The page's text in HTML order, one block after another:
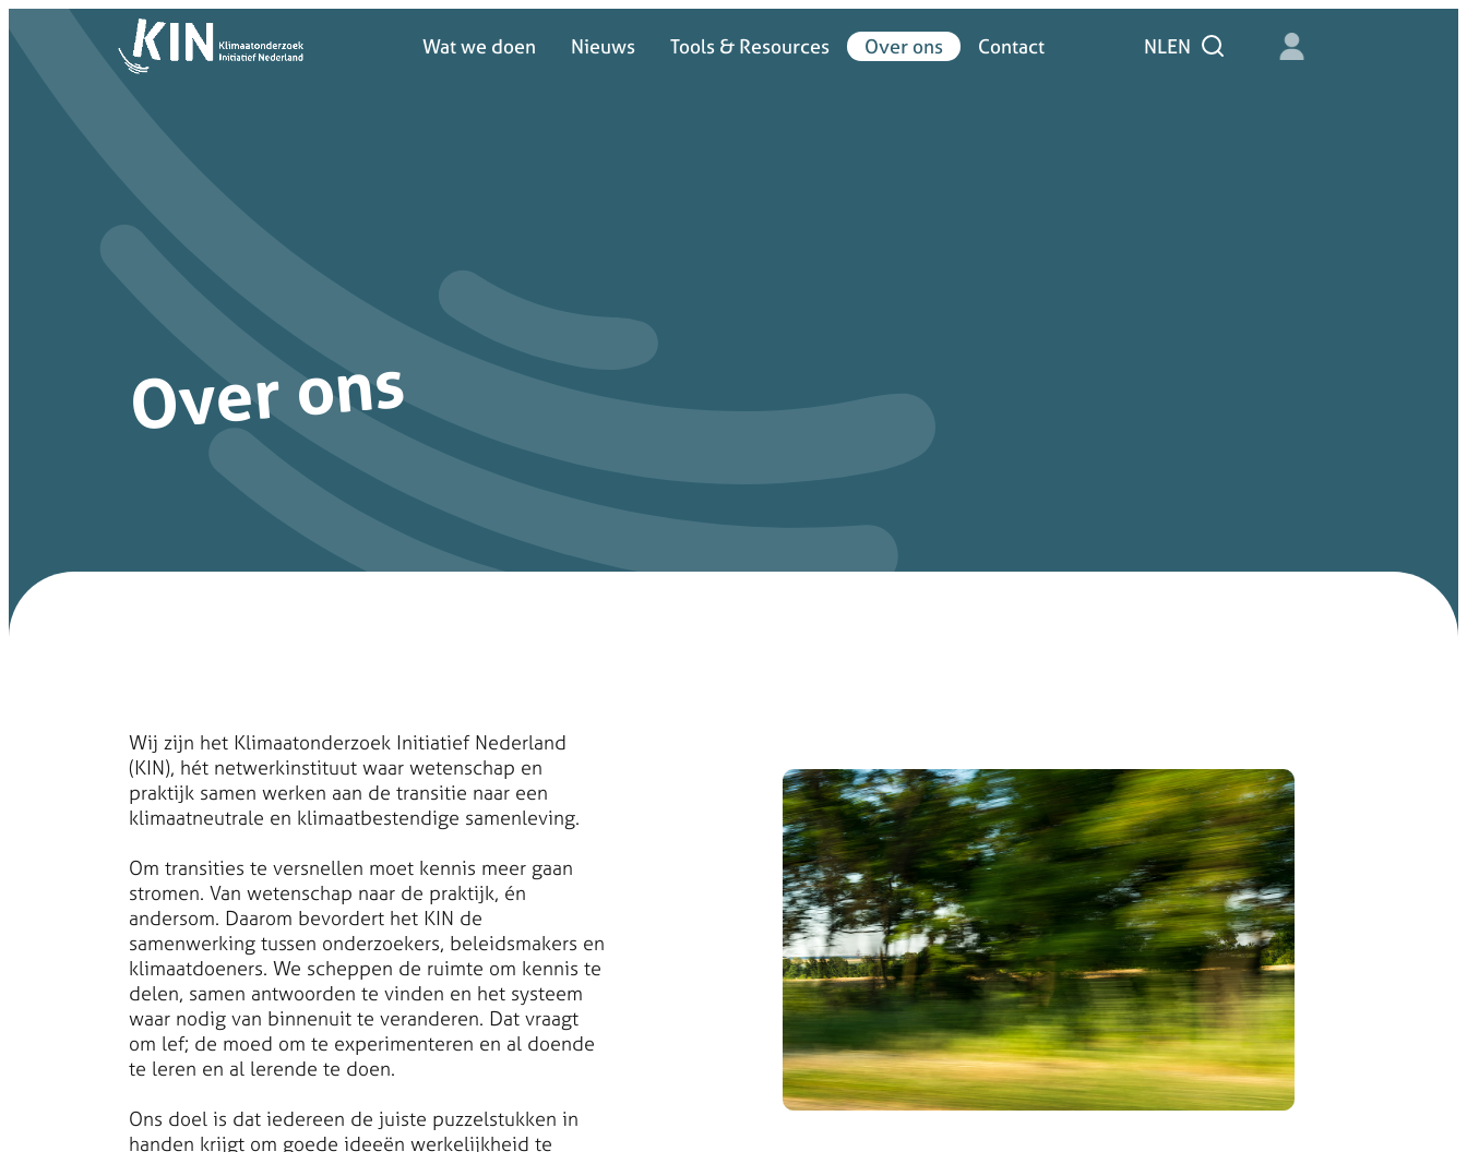
Wat we doen Nieuws Tools & Resources Over ons Contact NLEN Zoeken
Wat we doen Nieuws Tools & Resources Over ons Contact NLEN
Over ons
Wij zijn het Klimaatonderzoek Initiatief Nederland
(KIN), hét netwerkinstituut waar wetenschap en
praktijk samen werken aan de transitie naar een
klimaatneutrale en klimaatbestendige samenleving.
Om transities te versnellen moet kennis meer gaan
stromen. Van wetenschap naar de praktijk, én
andersom. Daarom bevordert het KIN de
samenwerking tussen onderzoekers, beleidsmakers en
klimaatdoeners. We scheppen de ruimte om kennis te
delen, samen antwoorden te vinden en het systeem
waar nodig van binnenuit te veranderen. Dat vraagt
om lef; de moed om te experimenteren en al doende
te leren en al lerende te doen.
Ons doel is dat iedereen de juiste puzzelstukken in
handen krijgt om goede ideeën werkelijkheid te